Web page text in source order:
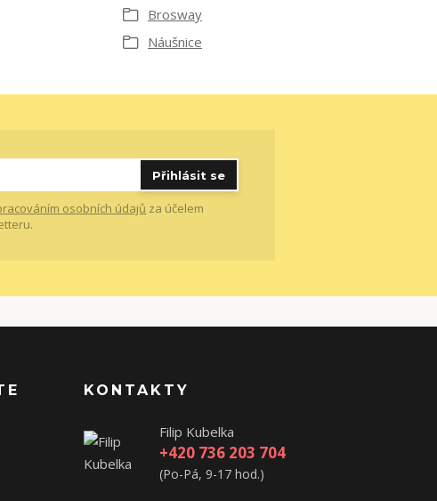
Brosway
Náušnice
Přihlásit se
osobních údajů za účelem
KONTAKTY
Filip Kubelka
+420 736 203 704
(Po-Pá, 9-17 hod.)